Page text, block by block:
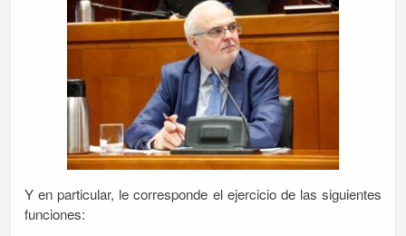
Y en particular, le corresponde el ejercicio de las siguientes
funciones: